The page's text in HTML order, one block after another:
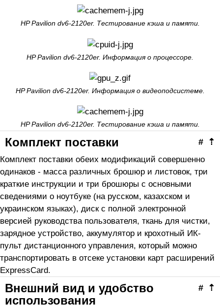
HP Pavilion dv6-2120er. Тестирование кэша и памяти.
HP Pavilion dv6-2120er. Информация о процессоре.
HP Pavilion dv6-2120er. Информация о видеоподсистеме.
HP Pavilion dv6-2120er. Тестирование кэша и памяти.
⇡
#
Комплект поставки
Комплект поставки обеих модификаций совершенно
одинаков - масса различных брошюр и листовок, три
краткие инструкции и три брошюры с основными
сведениями о ноутбуке (на русском, казахском и
украинском языках), диск с полной электронной
версией руководства пользователя, ткань для чистки,
зарядное устройство, аккумулятор и крохотный ИК-
пульт дистанционного управления, который можно
транспортировать в отсеке установки карт расширений
ExpressCard.
⇡
#
Внешний вид и удобство
использования